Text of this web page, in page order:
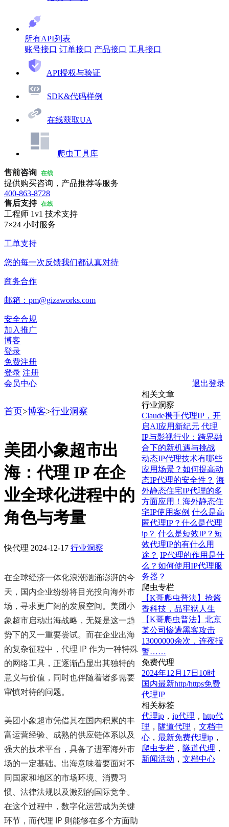
所有API列表
账号接口 订单接口 产品接口 工具接口
API授权与验证
SDK&代码样例
在线获取UA
爬虫工具库
售前咨询 在线
提供购买咨询，产品推荐等服务
400-863-8728
售后支持 在线
工程师 1v1 技术支持
7×24 小时服务
工单支持
您的每一次反馈我们都认真对待
商务合作
邮箱：pm@gizaworks.com
安全合规
加入推广
博客
登录
免费注册
登录 注册
会员中心
退出登录
首页>博客>行业洞察
美团小象超市出
海：代理 IP 在企
业全球化进程中的
角色与考量
快代理 2024-12-17 行业洞察
在全球经济一体化浪潮汹涌澎湃的今
天，国内企业纷纷将目光投向海外市
场，寻求更广阔的发展空间。美团小
象超市启动出海战略，无疑是这一趋
势下的又一重要尝试。而在企业出海
的复杂征程中，代理 IP 作为一种特殊
的网络工具，正逐渐凸显出其独特的
意义与价值，同时也伴随着诸多需要
审慎对待的问题。
美团小象超市凭借其在国内积累的丰
富运营经验、成熟的供应链体系以及
强大的技术平台，具备了进军海外市
场的一定基础。出海意味着要面对不
同国家和地区的市场环境、消费习
惯、法律法规以及激烈的国际竞争。
在这个过程中，数字化运营成为关键
环节，而代理 IP 则能够在多个方面助
相关文章
行业洞察
Claude携手代理IP，开
启AI应用新纪元 代理
IP与影视行业：跨界融
合下的新机遇与挑战
动态IP代理技术有哪些
应用场景？如何提高动
态IP代理的安全性？ 海
外静态住宅IP代理的多
方面应用！海外静态住
宅IP使用案例 什么是高
匿代理IP？什么是代理
ip？ 什么是短效IP？短
效代理IP的有什么用
途？ IP代理的作用是什
么？如何使用IP代理服
务器？
爬虫专栏
【K哥爬虫普法】抢酱
香科技，品牢狱人生
【K哥爬虫普法】北京
某公司惨遭黑客攻击
13000000余次，连夜报
警……
免费代理
2024年12月17日10时
国内最新http/https免费
代理IP
相关标签
代理ip ，ip代理 ，http代
理 ， 隧道代理 ，文档中
心 ，最新免费代理ip ，
爬虫专栏 ， 隧道代理 ，
新闻活动 ，文档中心